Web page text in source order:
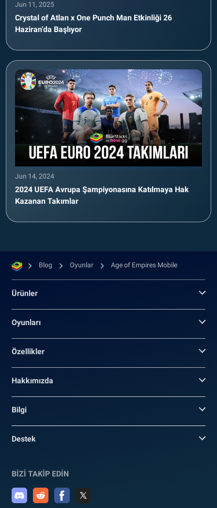
Jun 11, 2025
Crystal of Atlan x One Punch Man Etkinliği 26
Haziran’da Başlıyor
Jun 14, 2024
2024 UEFA Avrupa Şampiyonasına Katılmaya Hak
Kazanan Takımlar
Blog Oyunlar Age of Empires Mobile
Ürünler
Oyunları
Özellikler
Hakkımızda
Bilgi
Destek
BİZİ TAKİP EDİN